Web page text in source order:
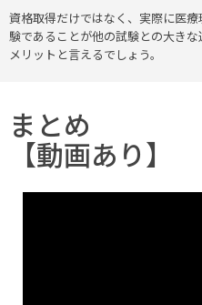
資格取得だけではなく、実際に医
験であることが他の試験との大き
メリットと言えるでしょう。
まとめ
【動画あり】